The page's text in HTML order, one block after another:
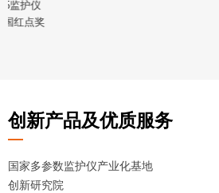
创新产品及优质服务
国家多参数监护仪产业化基地
创新研究院